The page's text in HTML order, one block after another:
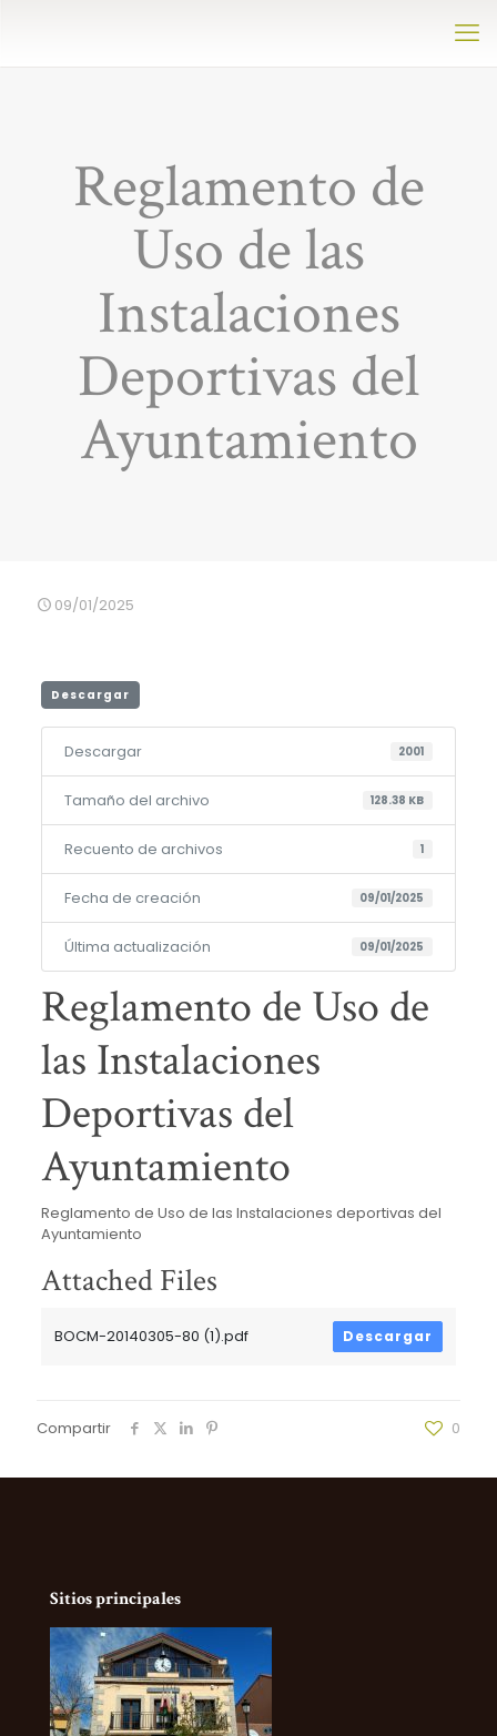
Reglamento de
Uso de las
Instalaciones
Deportivas del
Ayuntamiento
09/01/2025
Descargar
Descargar 2001
Tamaño del archivo 128.38 KB
Recuento de archivos 1
Fecha de creación 09/01/2025
Última actualización 09/01/2025
Reglamento de Uso de
las Instalaciones
Deportivas del
Ayuntamiento
Reglamento de Uso de las Instalaciones deportivas del
Ayuntamiento
Attached Files
BOCM-20140305-80 (1).pdf Descargar
Compartir 0
Sitios principales